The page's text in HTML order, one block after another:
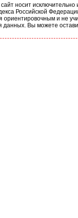
носит
Российской
и не
Вы можете